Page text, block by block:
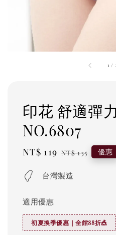
1 /
印花 舒適彈
NO.6807
Sale
NT$ 119 Regular
NT$ 135 優惠
台灣製造
適用優惠
初夏換季優惠｜全館88折🎪